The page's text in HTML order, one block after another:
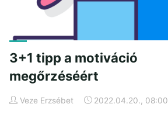
3+1 tipp a motiváció
megőrzéséért
Veze Erzsébet 2022.04.20., 08:00